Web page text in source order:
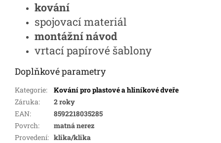
kování
spojovací materiál
montážní návod
vrtací papírové šablony
Doplňkové parametry
Kategorie:
Kování pro plastové a hliníkové dveře
Záruka:
2 roky
EAN:
8592218035285
Povrch:
matná nerez
Provedení: klika/klika